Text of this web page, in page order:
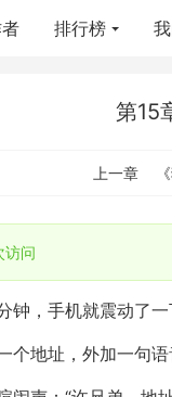
排行榜
第15
上一章
访问
，手机就震动了一
地址，外加一句语